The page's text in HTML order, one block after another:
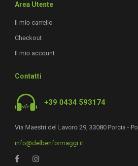
Area Utente
Il mio carrello
Checkout
Il mio account
Contatti
+39 0434 593174
Via Maestri del Lavoro 29, 33080 Porcia -
info@delbenformaggi.it